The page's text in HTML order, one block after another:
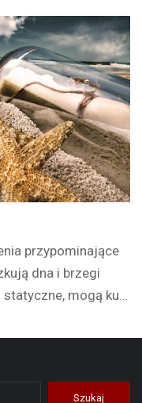
przypominające
dna i brzegi
mogą ku…